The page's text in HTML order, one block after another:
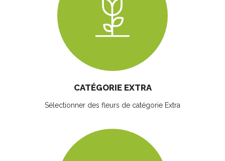
CATÉGORIE EXTRA
Sélectionner des fleurs de catégorie Extra